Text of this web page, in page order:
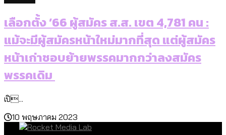
เลือกตั้ง ’66 ผู้สมัคร ส.ส. เขต 4,781 คน :
แม้จะมีผู้สมัครหน้าใหม่มากที่สุด แต่ผู้สมัคร
หน้าเก่าชอบย้ายพรรคมากกว่าลงสมัคร
พรรคเดิม
เปิ...
10 พฤษภาคม 2023